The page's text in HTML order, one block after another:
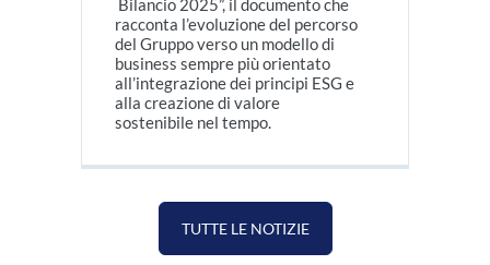
Bilancio 2025”, il documento che
racconta l’evoluzione del percorso
del Gruppo verso un modello di
business sempre più orientato
all’integrazione dei principi ESG e
alla creazione di valore
sostenibile nel tempo.
TUTTE LE NOTIZIE